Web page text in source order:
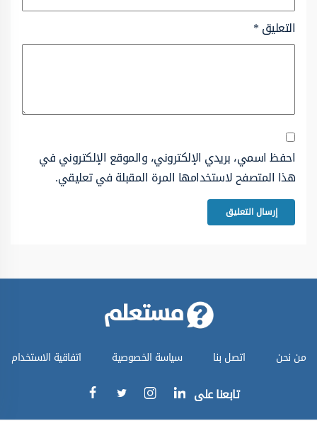
التعليق*
احفظ اسمي، بريدي الإلكتروني، والموقع الإلكتروني في
هذا المتصفح لاستخدامها المرة المقبلة في تعليقي.
من نحن اتصل بنا سياسة الخصوصية اتفاقية الاستخدام
تابعنا على